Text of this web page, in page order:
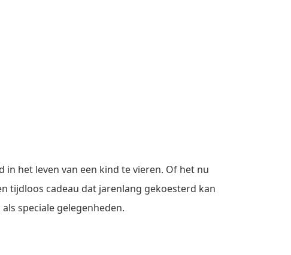
het leven van een kind te vieren. Of het nu
tijdloos cadeau dat jarenlang gekoesterd kan
speciale gelegenheden.